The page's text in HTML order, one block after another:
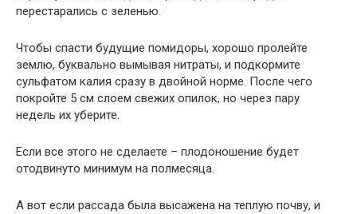
перестарались с зеленью.
Чтобы спасти будущие помидоры, хорошо пролейте
землю, буквально вымывая нитраты, и подкормите
сульфатом калия сразу в двойной норме. После чего
покройте 5 см слоем свежих опилок, но через пару
недель их уберите.
Если все этого не сделаете – плодоношение будет
отодвинуто минимум на полмесяца.
А вот если рассада была высажена на теплую почву, и